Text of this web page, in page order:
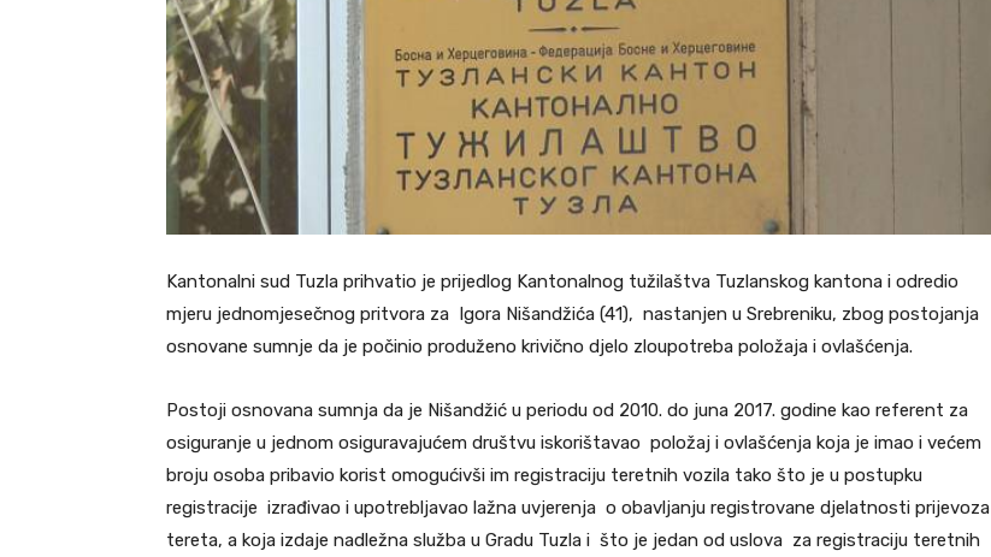
Kantonalni sud Tuzla prihvatio je prijedlog Kantonalnog tužilaštva Tuzlanskog kantona i odredio
mjeru jednomjesečnog pritvora za Igora Nišandžića (41), nastanjen u Srebreniku, zbog postojanja
osnovane sumnje da je počinio produženo krivično djelo zloupotreba položaja i ovlašćenja.
Postoji osnovana sumnja da je Nišandžić u periodu od 2010. do juna 2017. godine kao referent za
osiguranje u jednom osiguravajućem društvu iskorištavao položaj i ovlašćenja koja je imao i većem
broju osoba pribavio korist omogućivši im registraciju teretnih vozila tako što je u postupku
registracije izrađivao i upotrebljavao lažna uvjerenja o obavljanju registrovane djelatnosti prijevoza
tereta, a koja izdaje nadležna služba u Gradu Tuzla i što je jedan od uslova za registraciju teretnih